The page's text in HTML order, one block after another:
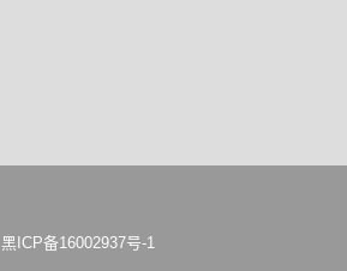
黑ICP备16002937号-1